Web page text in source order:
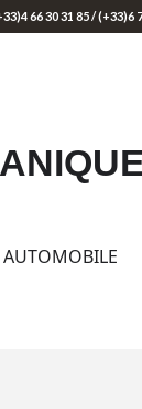
66 30 31 85 / (+33)6